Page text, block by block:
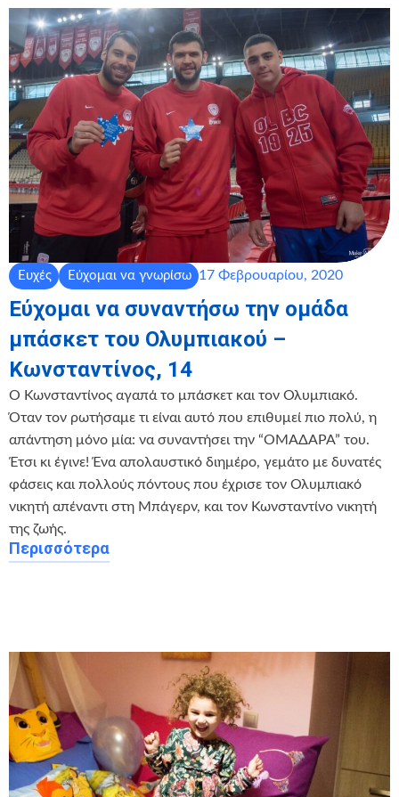
Ευχές Εύχομαι να γνωρίσω 17 Φεβρουαρίου, 2020
Εύχομαι να συναντήσω την ομάδα
μπάσκετ του Ολυμπιακού –
Κωνσταντίνος, 14
Ο Κωνσταντίνος αγαπά το μπάσκετ και τον Ολυμπιακό.
Όταν τον ρωτήσαμε τι είναι αυτό που επιθυμεί πιο πολύ, η
απάντηση μόνο μία: να συναντήσει την “ΟΜΑΔΑΡΑ” του.
Έτσι κι έγινε! Ένα απολαυστικό διημέρο, γεμάτο με δυνατές
φάσεις και πολλούς πόντους που έχρισε τον Ολυμπιακό
νικητή απέναντι στη Μπάγερν, και τον Κωνσταντίνο νικητή
της ζωής.
Περισσότερα